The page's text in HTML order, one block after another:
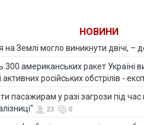
НОВИНИ
на Землі могло виникнути двічі, –
300 американських ракет Україні
активних російських обстрілів -
пасажирам у разі загрози під
23 0